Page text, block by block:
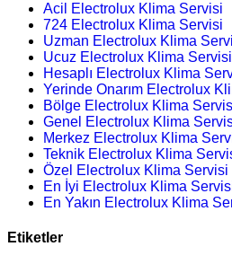
Acil Electrolux Klima Servisi
724 Electrolux Klima Servisi
Uzman Electrolux Klima
Ucuz Electrolux Klima Servisi
Hesaplı Electrolux Klima
Yerinde Onarım Electrolux
Bölge Electrolux Klima
Genel Electrolux Klima
Merkez Electrolux Klima
Teknik Electrolux Klima
Özel Electrolux Klima Servisi
En İyi Electrolux Klima
En Yakın Electrolux Klima
Etiketler